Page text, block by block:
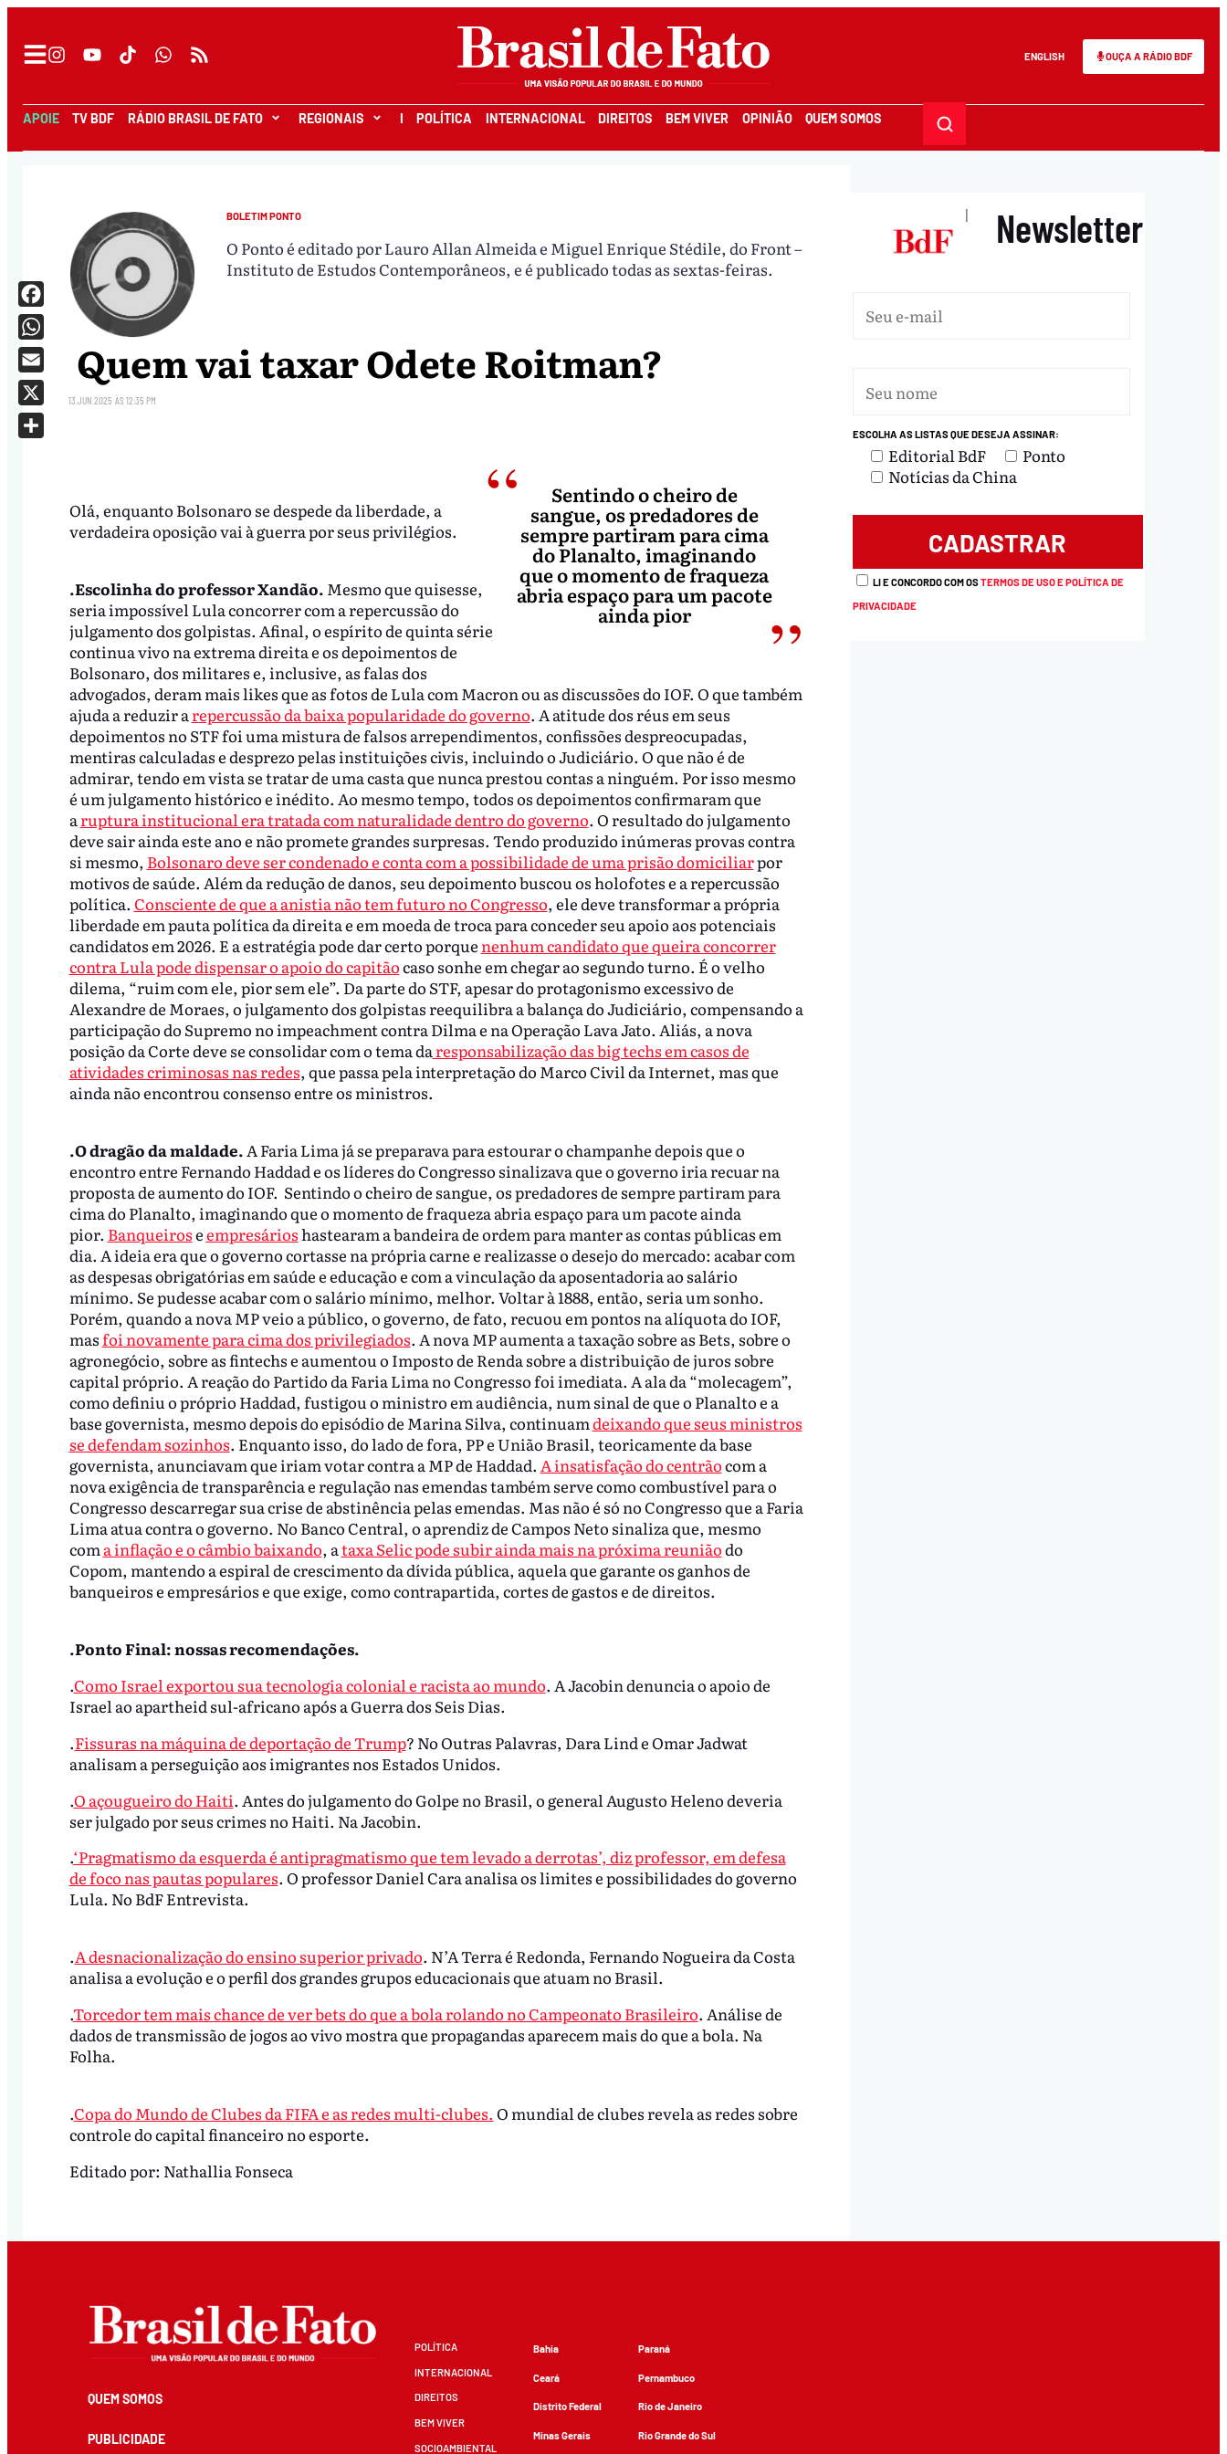
ENGLISH OUÇA A RÁDIO BDF
APOIE TV BDF RÁDIO BRASIL DE FATO REGIONAIS I POLÍTICA INTERNACIONAL DIREITOS BEM VIVER OPINIÃO QUEM SOMOS
BOLETIM PONTO
O Ponto é editado por Lauro Allan Almeida e Miguel Enrique Stédile, do Front –
Instituto de Estudos Contemporâneos, e é publicado todas as sextas-feiras.
Quem vai taxar Odete Roitman?
13.JUN.2025 ÀS 12:35 PM
Sentindo o cheiro de
sangue, os predadores de
sempre partiram para cima
do Planalto, imaginando
que o momento de fraqueza
abria espaço para um pacote
ainda pior
Olá, enquanto Bolsonaro se despede da liberdade, a
verdadeira oposição vai à guerra por seus privilégios.
.Escolinha do professor Xandão. Mesmo que quisesse,
seria impossível Lula concorrer com a repercussão do
julgamento dos golpistas. Afinal, o espírito de quinta série
continua vivo na extrema direita e os depoimentos de
Bolsonaro, dos militares e, inclusive, as falas dos
advogados, deram mais likes que as fotos de Lula com Macron ou as discussões do IOF. O que também
ajuda a reduzir arepercussão da baixa popularidade do governo. A atitude dos réus em seus
depoimentos no STF foi uma mistura de falsos arrependimentos, confissões despreocupadas,
mentiras calculadas e desprezo pelas instituições civis, incluindo o Judiciário. O que não é de
admirar, tendo em vista se tratar de uma casta que nunca prestou contas a ninguém. Por isso mesmo
é um julgamento histórico e inédito. Ao mesmo tempo, todos os depoimentos confirmaram que
aruptura institucional era tratada com naturalidade dentro do governo. O resultado do julgamento
deve sair ainda este ano e não promete grandes surpresas. Tendo produzido inúmeras provas contra
si mesmo, Bolsonaro deve ser condenado e conta com a possibilidade de uma prisão domiciliarpor
motivos de saúde. Além da redução de danos, seu depoimento buscou os holofotes e a repercussão
política. Consciente de que a anistia não tem futuro no Congresso, ele deve transformar a própria
liberdade em pauta política da direita e em moeda de troca para conceder seu apoio aos potenciais
candidatos em 2026. E a estratégia pode dar certo porque nenhum candidato que queira concorrer
contra Lula pode dispensar o apoio do capitãocaso sonhe em chegar ao segundo turno. É o velho
dilema, “ruim com ele, pior sem ele”. Da parte do STF, apesar do protagonismo excessivo de
Alexandre de Moraes, o julgamento dos golpistas reequilibra a balança do Judiciário, compensando a
participação do Supremo no impeachment contra Dilma e na Operação Lava Jato. Aliás, a nova
posição da Corte deve se consolidar com o tema daresponsabilização das big techs em casos de
atividades criminosas nas redes, que passa pela interpretação do Marco Civil da Internet, mas que
ainda não encontrou consenso entre os ministros.
.O dragão da maldade.A Faria Lima já se preparava para estourar o champanhe depois que o
encontro entre Fernando Haddad e os líderes do Congresso sinalizava que o governo iria recuar na
proposta de aumento do IOF. Sentindo o cheiro de sangue, os predadores de sempre partiram para
cima do Planalto, imaginando que o momento de fraqueza abria espaço para um pacote ainda
pior. Banqueiroseempresárioshastearam a bandeira de ordem para manter as contas públicas em
dia. A ideia era que o governo cortasse na própria carne e realizasse o desejo do mercado: acabar com
as despesas obrigatórias em saúde e educação e com a vinculação da aposentadoria ao salário
mínimo. Se pudesse acabar com o salário mínimo, melhor. Voltar à 1888, então, seria um sonho.
Porém, quando a nova MP veio a público, o governo, de fato, recuou em pontos na alíquota do IOF,
masfoi novamente para cima dos privilegiados. A nova MP aumenta a taxação sobre as Bets, sobre o
agronegócio, sobre as fintechs e aumentou o Imposto de Renda sobre a distribuição de juros sobre
capital próprio. A reação do Partido da Faria Lima no Congresso foi imediata. A ala da “molecagem”,
como definiu o próprio Haddad, fustigou o ministro em audiência, num sinal de que o Planalto e a
base governista, mesmo depois do episódio de Marina Silva, continuamdeixando que seus ministros
se defendam sozinhos. Enquanto isso, do lado de fora, PP e União Brasil, teoricamente da base
governista, anunciavam que iriam votar contra a MP de Haddad. A insatisfação do centrãocom a
nova exigência de transparência e regulação nas emendas também serve como combustível para o
Congresso descarregar sua crise de abstinência pelas emendas. Mas não é só no Congresso que a Faria
Lima atua contra o governo. No Banco Central, o aprendiz de Campos Neto sinaliza que, mesmo
coma inflação e o câmbio baixando, ataxa Selic pode subir ainda mais na próxima reuniãodo
Copom, mantendo a espiral de crescimento da dívida pública, aquela que garante os ganhos de
banqueiros e empresários e que exige, como contrapartida, cortes de gastos e de direitos.
.Ponto Final: nossas recomendações.
.Como Israel exportou sua tecnologia colonial e racista ao mundo. A Jacobin denuncia o apoio de
Israel ao apartheid sul-africano após a Guerra dos Seis Dias.
.Fissuras na máquina de deportação de Trump? No Outras Palavras, Dara Lind e Omar Jadwat
analisam a perseguição aos imigrantes nos Estados Unidos.
.O açougueiro do Haiti. Antes do julgamento do Golpe no Brasil, o general Augusto Heleno deveria
ser julgado por seus crimes no Haiti. Na Jacobin.
.‘Pragmatismo da esquerda é antipragmatismo que tem levado a derrotas’, diz professor, em defesa
de foco nas pautas populares. O professor Daniel Cara analisa os limites e possibilidades do governo
Lula. No BdF Entrevista.
.A desnacionalização do ensino superior privado. N’A Terra é Redonda, Fernando Nogueira da Costa
analisa a evolução e o perfil dos grandes grupos educacionais que atuam no Brasil.
.Torcedor tem mais chance de ver bets do que a bola rolando no Campeonato Brasileiro. Análise de
dados de transmissão de jogos ao vivo mostra que propagandas aparecem mais do que a bola. Na
Folha.
.Copa do Mundo de Clubes da FIFA e as redes multi-clubes. O mundial de clubes revela as redes sobre
controle do capital financeiro no esporte.
Facebook
WhatsApp
Email
X
Editado por: Nathallia Fonseca
| Newsletter
ESCOLHA AS LISTAS QUE DESEJA ASSINAR:
Editorial BdF
Ponto
Notícias da China
LI E CONCORDO COM OSTERMOS DE USO E POLÍTICA DE
PRIVACIDADE
QUEM SOMOS
PUBLICIDADE
POLÍTICA
INTERNACIONAL
DIREITOS
BEM VIVER
SOCIOAMBIENTAL
Bahia
Ceará
Distrito Federal
Minas Gerais
Paraná
Pernambuco
Rio de Janeiro
Rio Grande do Sul